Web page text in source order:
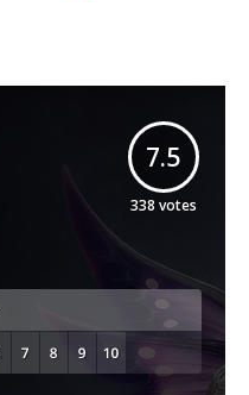
7.5
338 votes